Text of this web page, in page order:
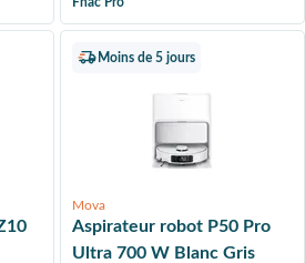
Moins de 5 jours
Mova
Aspirateur robot P50 Pro
Ultra 700 W Blanc Gris